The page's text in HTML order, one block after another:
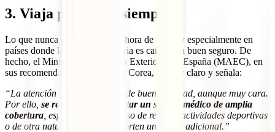
3. Viaja protegido siempre
Lo que nunca puede faltar a la hora de viajar y especialmente en
países donde la atención sanitaria es cara es un buen seguro. De
hecho, el Ministerio de Asuntos Exteriores de España (MAEC), en
sus recomendaciones de viaje a Corea, es muy claro y señala:
“La atención médica suele ser de buena calidad, aunque muy cara.
Por ello, se recomienda contratar un seguro médico de amplia
cobertura , especialmente en caso de realizar actividades deportivas
o de otra naturaleza que comporten un riesgo adicional.”